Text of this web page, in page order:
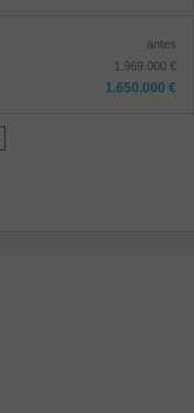
antes
1.969.000 €
1.650.000 €